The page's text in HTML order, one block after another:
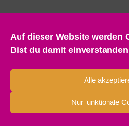
Auf dieser Website werden
Bist du damit
Alle
Nur funktionale